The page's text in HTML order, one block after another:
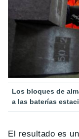
Los bloques de
a las baterías
El resultado es